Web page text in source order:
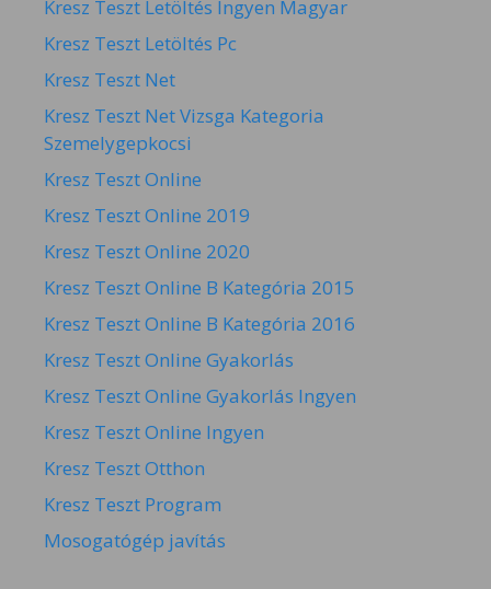
Kresz Teszt Letöltés Ingyen Magyar
Kresz Teszt Letöltés Pc
Kresz Teszt Net
Kresz Teszt Net Vizsga Kategoria
Szemelygepkocsi
Kresz Teszt Online
Kresz Teszt Online 2019
Kresz Teszt Online 2020
Kresz Teszt Online B Kategória 2015
Kresz Teszt Online B Kategória 2016
Kresz Teszt Online Gyakorlás
Kresz Teszt Online Gyakorlás Ingyen
Kresz Teszt Online Ingyen
Kresz Teszt Otthon
Kresz Teszt Program
Mosogatógép javítás